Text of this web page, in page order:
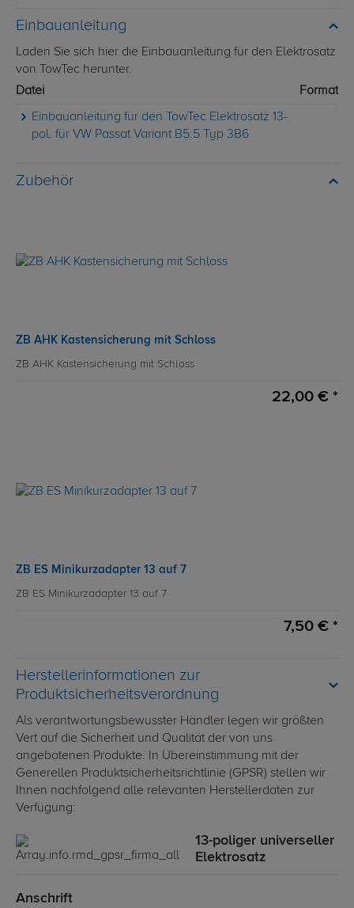
Einbauanleitung
Laden Sie sich hier die Einbauanleitung für den Elektrosatz
von TowTec herunter.
Datei
Format
Einbauanleitung für den TowTec Elektrosatz 13-
pol. für VW Passat Variant B5.5 Typ 3B6
Zubehör
ZB AHK Kastensicherung mit Schloss
ZB AHK Kastensicherung mit Schloss
22,00 € *
ZB ES Minikurzadapter 13 auf 7
ZB ES Minikurzadapter 13 auf 7
7,50 € *
Herstellerinformationen zur
Produktsicherheitsverordnung
Als verantwortungsbewusster Händler legen wir größten
Vert auf die Sicherheit und Qualität der von uns
angebotenen Produkte. In Übereinstimmung mit der
Generellen Produktsicherheitsrichtlinie (GPSR) stellen wir
Ihnen nachfolgend alle relevanten Herstellerdaten zur
Verfügung:
13-poliger universeller
Elektrosatz
Anschrift